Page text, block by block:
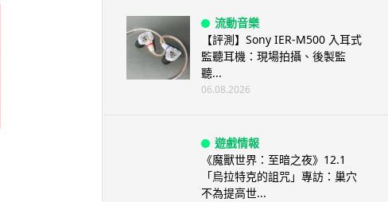
流動音樂
【評測】Sony IER-M500 入耳式
監聽耳機：現場拍攝、後製監
聽...
06.08.2026
遊戲情報
《魔獸世界：至暗之夜》12.1
「烏拉特克的詛咒」專訪：巢穴
不為提高世...